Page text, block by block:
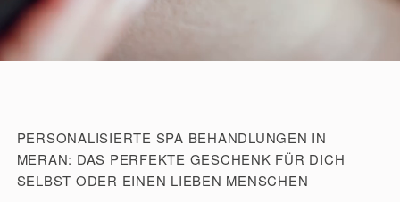
PERSONALISIERTE SPA BEHANDLUNGEN IN
MERAN: DAS PERFEKTE GESCHENK FÜR DICH
SELBST ODER EINEN LIEBEN MENSCHEN